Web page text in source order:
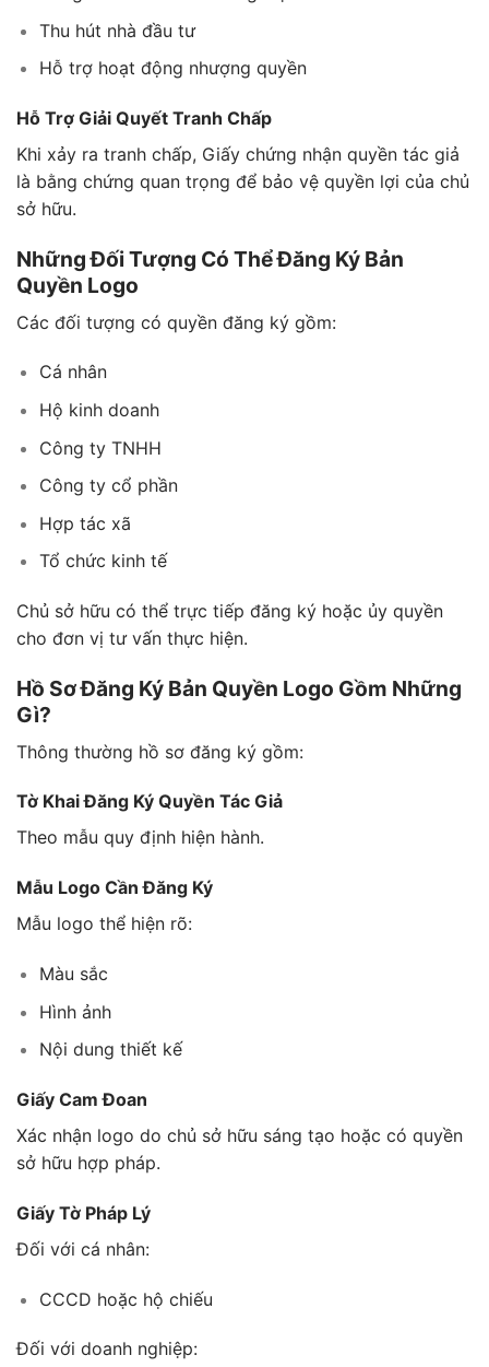
Thu hút nhà đầu tư
Hỗ trợ hoạt động nhượng quyền
Hỗ Trợ Giải Quyết Tranh Chấp
Khi xảy ra tranh chấp, Giấy chứng nhận quyền tác giả
là bằng chứng quan trọng để bảo vệ quyền lợi của chủ
sở hữu.
Những Đối Tượng Có Thể Đăng Ký Bản
Quyền Logo
Các đối tượng có quyền đăng ký gồm:
Cá nhân
Hộ kinh doanh
Công ty TNHH
Công ty cổ phần
Hợp tác xã
Tổ chức kinh tế
Chủ sở hữu có thể trực tiếp đăng ký hoặc ủy quyền
cho đơn vị tư vấn thực hiện.
Hồ Sơ Đăng Ký Bản Quyền Logo Gồm Những
Gì?
Thông thường hồ sơ đăng ký gồm:
Tờ Khai Đăng Ký Quyền Tác Giả
Theo mẫu quy định hiện hành.
Mẫu Logo Cần Đăng Ký
Mẫu logo thể hiện rõ:
Màu sắc
Hình ảnh
Nội dung thiết kế
Giấy Cam Đoan
Xác nhận logo do chủ sở hữu sáng tạo hoặc có quyền
sở hữu hợp pháp.
Giấy Tờ Pháp Lý
Đối với cá nhân:
CCCD hoặc hộ chiếu
Đối với doanh nghiệp: